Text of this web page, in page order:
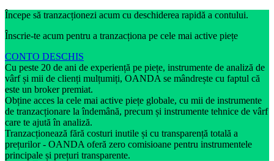
Începe să tranzacționezi acum cu deschiderea rapidă a contului.
Înscrie-te acum pentru a tranzacționa pe cele mai active piețe
CONTO DESCHIS
Cu peste 20 de ani de experiență pe piețe, instrumente de analiză de
vârf și mii de clienți mulțumiți, OANDA se mândrește cu faptul că
este un broker premiat.
Obține acces la cele mai active piețe globale, cu mii de instrumente
de tranzacționare la îndemână, precum și instrumente tehnice de vârf
care te ajută în analiză.
Tranzacționează fără costuri inutile și cu transparență totală a
prețurilor - OANDA oferă zero comisioane pentru instrumentele
principale și prețuri transparente.